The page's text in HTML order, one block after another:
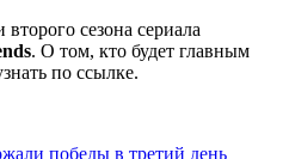
сезона сериала
. О том, кто будет главным
по ссылке.
победы в третий день